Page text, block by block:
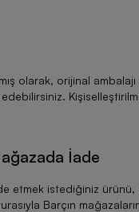
olarak, orijinal
İade
etmek istediğiniz ürünü,
Barçın